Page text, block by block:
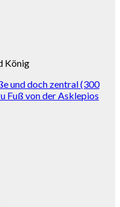
König
und doch zentral (300
Fuß von der Asklepios